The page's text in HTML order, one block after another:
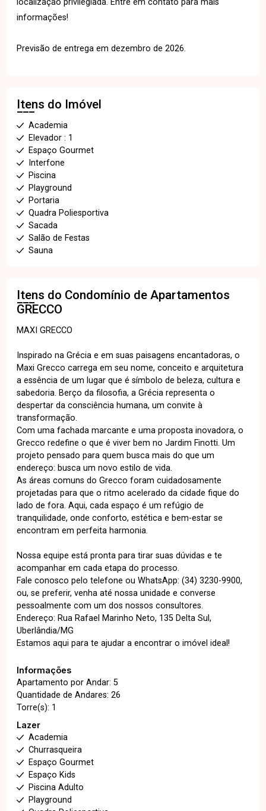
localização privilegiada. Entre em contato para mais
informações!
Previsão de entrega em dezembro de 2026.
Itens do Imóvel
Academia
Elevador : 1
Espaço Gourmet
Interfone
Piscina
Playground
Portaria
Quadra Poliesportiva
Sacada
Salão de Festas
Sauna
Itens do Condomínio de Apartamentos
GRECCO
MAXI GRECCO
Inspirado na Grécia e em suas paisagens encantadoras, o
Maxi Grecco carrega em seu nome, conceito e arquitetura
a essência de um lugar que é símbolo de beleza, cultura e
sabedoria. Berço da filosofia, a Grécia representa o
despertar da consciência humana, um convite à
transformação.
Com uma fachada marcante e uma proposta inovadora, o
Grecco redefine o que é viver bem no Jardim Finotti. Um
projeto pensado para quem busca mais do que um
endereço: busca um novo estilo de vida.
As áreas comuns do Grecco foram cuidadosamente
projetadas para que o ritmo acelerado da cidade fique do
lado de fora. Aqui, cada espaço é um refúgio de
tranquilidade, onde conforto, estética e bem-estar se
encontram em perfeita harmonia.
Nossa equipe está pronta para tirar suas dúvidas e te
acompanhar em cada etapa do processo.
Fale conosco pelo telefone ou WhatsApp: (34) 3230-9900,
ou, se preferir, venha até nossa unidade e converse
pessoalmente com um dos nossos consultores.
Endereço: Rua Rafael Marinho Neto, 135 Delta Sul,
Uberlândia/MG
Estamos aqui para te ajudar a encontrar o imóvel ideal!
Informações
Apartamento por Andar: 5
Quantidade de Andares: 26
Torre(s): 1
Lazer
Academia
Churrasqueira
Espaço Gourmet
Espaço Kids
Piscina Adulto
Playground